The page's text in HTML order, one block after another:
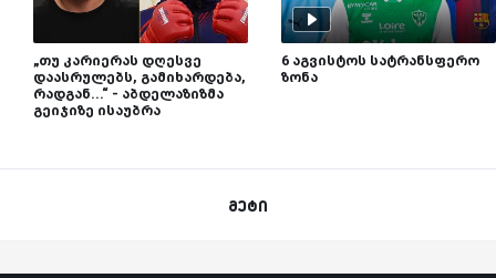
„თუ კარიერას დღესვე
დაასრულებს, გამიხარდება,
რადგან...“ - აბდელაზიზმა
გეიჯიზე ისაუბრა
6 აგვისტოს სატრანსფერო
ზონა
მეტი